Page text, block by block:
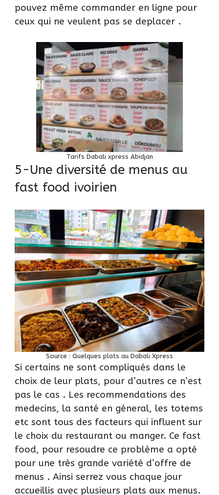
pouvez même commander en ligne pour
ceux qui ne veulent pas se deplacer .
Tarifs Dabali xpress Abidjan
5-Une diversité de menus au
fast food ivoirien
Source : Quelques plats au Dabali Xpress
Si certains ne sont compliqués dans le
choix de leur plats, pour d’autres ce n’est
pas le cas . Les recommendations des
medecins, la santé en géneral, les totems
etc sont tous des facteurs qui influent sur
le choix du restaurant ou manger. Ce fast
food, pour resoudre ce problème a opté
pour une très grande variété d’offre de
menus . Ainsi serrez vous chaque jour
accueillis avec plusieurs plats aux menus.